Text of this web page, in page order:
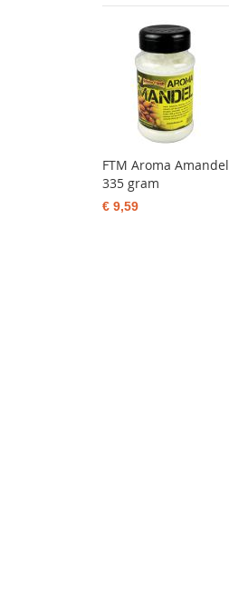
FTM Aroma Amandel
335 gram
€ 9,59